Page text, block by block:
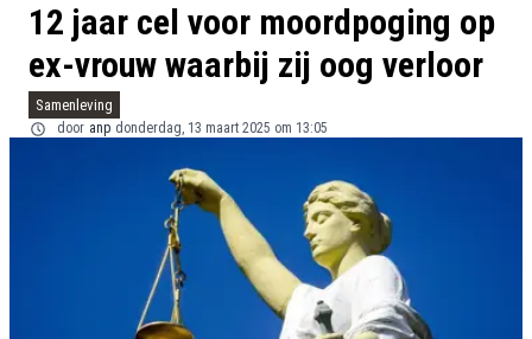
12 jaar cel voor moordpoging op
ex-vrouw waarbij zij oog verloor
Samenleving
door anp donderdag, 13 maart 2025 om 13:05